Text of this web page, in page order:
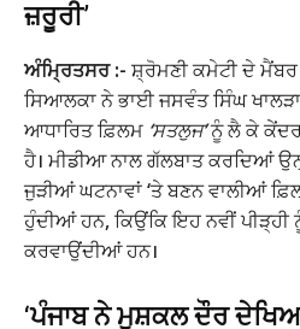
ਜ਼ਰੂਰੀ’
ਅੰਮ੍ਰਿਤਸਰ :- ਸ਼੍ਰੋਮਣੀ ਕਮੇਟੀ ਦੇ
ਸਿਆਲਕਾ ਨੇ ਭਾਈ ਜਸਵੰਤ ਸਿੰਘ
ਆਧਾਰਿਤ ਫ਼ਿਲਮ ‘ਸਤਲੁਜ’ਨੂੰ ਲੈ ਕੇ ਕੇਂਦਰ
ਹੈ। ਮੀਡੀਆ ਨਾਲ ਗੱਲਬਾਤ ਕਰਦਿਆਂ
ਜੁੜੀਆਂ ਘਟਨਾਵਾਂ ‘ਤੇ ਬਣਨ ਵਾਲੀਆਂ
ਹੁੰਦੀਆਂ ਹਨ, ਕਿਉਂਕਿ ਇਹ ਨਵੀਂ
ਕਰਵਾਉਂਦੀਆਂ ਹਨ।
‘ਪੰਜਾਬ ਨੇ ਮੁਸ਼ਕਲ ਦੌਰ